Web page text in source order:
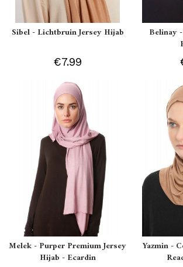
Sibel - Lichtbruin Jersey Hijab
€7.99
Belinay
Melek - Purper Premium Jersey
Hijab - Ecardin
Yazmin -